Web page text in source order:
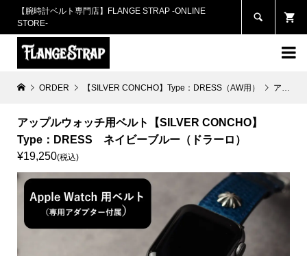
【腕時計ベルト専門店】FLANGE STRAP -ONLINE
STORE-


ORDER 【SILVER CONCHO】Type：DRESS（AW用） アップルウォッチ用ベルト【SILVER CONCHO】 Type：DRESS ネイビーブルー（ドラーロ）
アップルウォッチ用ベルト【SILVER CONCHO】
Type：DRESS ネイビーブルー（ドラーロ）
¥19,250(税込)